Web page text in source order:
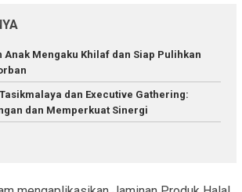
Anak Mengaku Khilaf dan Siap Pulihkan
dan Executive Gathering:
dan Memperkuat Sinergi